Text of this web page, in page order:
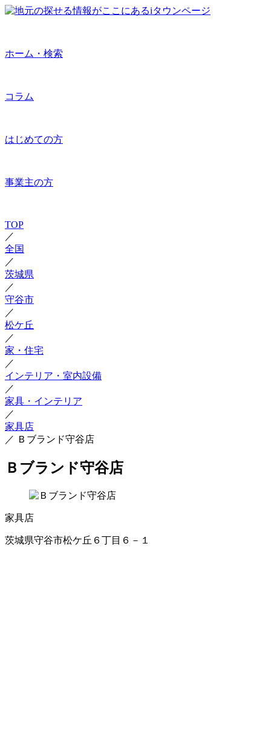
ホーム・検索
コラム
はじめての方
事業主の方
TOP
／
全国
／
茨城県
／
守谷市
／
松ケ丘
／
家・住宅
／
インテリア・室内設備
／
家具・インテリア
／
家具店
／ Ｂブランド守谷店
Ｂブランド守谷店
家具店
茨城県守谷市松ケ丘６丁目６－１